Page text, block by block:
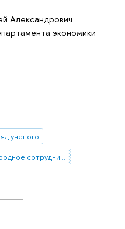
Александрович
экономики
ученого